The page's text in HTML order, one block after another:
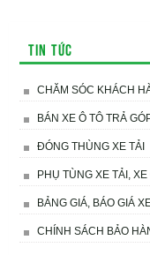
Tin tức
CHĂM SÓC KHÁCH
BÁN XE Ô TÔ TRẢ
ĐÓNG THÙNG XE TẢI
PHỤ TÙNG XE TẢI,
BẢNG GIÁ, BÁO GIÁ
CHÍNH SÁCH BẢO